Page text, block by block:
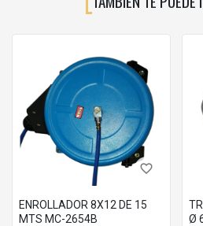
favorite_border
ENROLLADOR 8X12 DE 15
MTS MC-2654B
Ø